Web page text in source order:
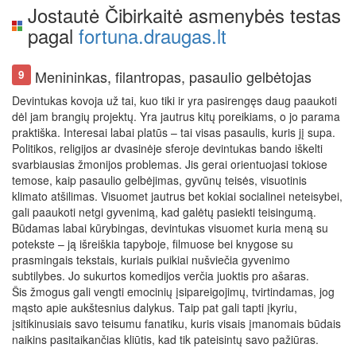
Jostautė Čibirkaitė asmenybės testas
pagal fortuna.draugas.lt
9 Menininkas, filantropas, pasaulio gelbėtojas
Devintukas kovoja už tai, kuo tiki ir yra pasirengęs daug paaukoti
dėl jam brangių projektų. Yra jautrus kitų poreikiams, o jo parama
praktiška. Interesai labai platūs – tai visas pasaulis, kuris jį supa.
Politikos, religijos ar dvasinėje sferoje devintukas bando iškelti
svarbiausias žmonijos problemas. Jis gerai orientuojasi tokiose
temose, kaip pasaulio gelbėjimas, gyvūnų teisės, visuotinis
klimato atšilimas. Visuomet jautrus bet kokiai socialinei neteisybei,
gali paaukoti netgi gyvenimą, kad galėtų pasiekti teisingumą.
Būdamas labai kūrybingas, devintukas visuomet kuria meną su
potekste – ją išreiškia tapyboje, filmuose bei knygose su
prasmingais tekstais, kuriais puikiai nušviečia gyvenimo
subtilybes. Jo sukurtos komedijos verčia juoktis pro ašaras.
Šis žmogus gali vengti emocinių įsipareigojimų, tvirtindamas, jog
mąsto apie aukštesnius dalykus. Taip pat gali tapti įkyriu,
įsitikinusiais savo teisumu fanatiku, kuris visais įmanomais būdais
naikins pasitaikančias kliūtis, kad tik pateisintų savo pažiūras.